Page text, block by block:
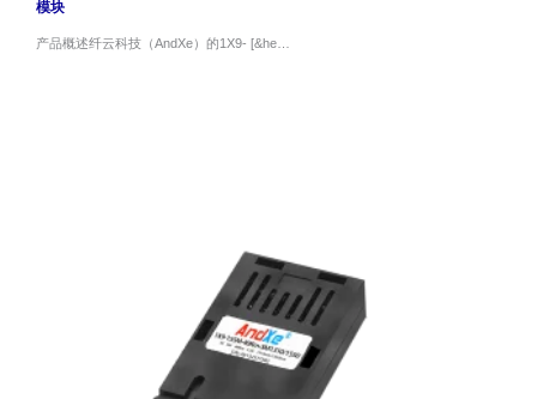
模块
产品概述纤云科技（AndXe）的1X9- [&he…